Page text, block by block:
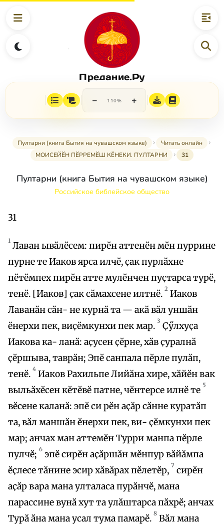
Предание.Ру
− 110% +
Пултарни (книга Бытия на чувашском языке)
Читать онлайн
МОИСЕЙӖН ПӖРРЕМӖШ КӖНЕКИ. ПУЛТАРНИ
31
Пултарни (книга Бытия на чувашском языке)
Российское библейское общество
31
1 Лаван ывӑлӗсем: пирӗн аттенӗн мӗн пуррине
пурне те Иаков ярса илчӗ, ҫак пурлӑхне
пӗтӗмпех пирӗн атте мулӗнчен пуҫтарса турӗ,
тенӗ. [Иаков] ҫак сӑмахсене илтнӗ. 2 Иаков
Лаванӑн сӑн- не курнӑ та — акӑ вӑл уншӑн
ӗнерхи пек, виҫӗмкунхи пек мар. 3 Ҫӳлхуҫа
Иакова ка- ланӑ: аҫусен ҫӗрне, хӑв ҫуралнӑ
ҫӗршыва, таврӑн; Эпӗ санпала пӗрле пулӑп,
тенӗ. 4 Иаков Рахильпе Лийӑна хире, хӑйӗн вак
выльӑхӗсен кӗтӗвӗ патне, чӗнтерсе илнӗ те 5
вӗсене каланӑ: эпӗ си рӗн аҫӑр сӑнне куратӑп
та, вӑл маншӑн ӗнерхи пек, ви- ҫӗмкунхи пек
мар; анчах ман аттемӗн Турри манпа пӗрле
пулчӗ; 6 эпӗ сирӗн аҫӑршӑн мӗнпур вӑйӑмпа
ӗҫлесе тӑнине эсир хӑвӑрах пӗлетӗр, 7 сирӗн
аҫӑр вара мана улталаса пурӑнчӗ, мана
парассине вунӑ хут та улӑштарса пӑхрӗ; анчах
Турӑ ӑна мана усал тума памарӗ. 8 Вӑл мана